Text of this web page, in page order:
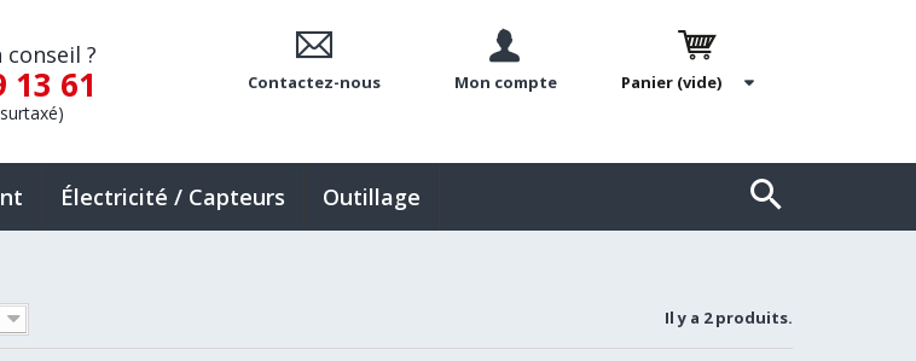
conseil ?
13 61 Contactez-nous Mon compte Panier (vide)
Électricité / Capteurs Outillage
Il y a 2 produits.